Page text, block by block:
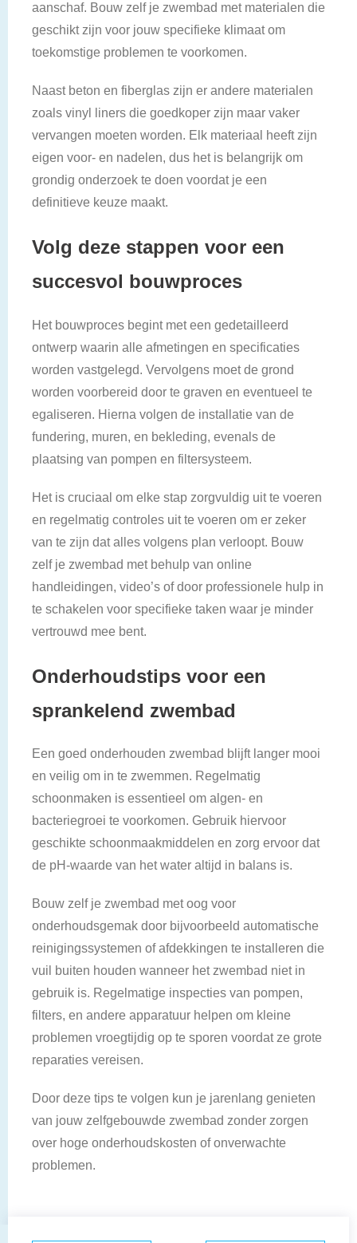
aanschaf. Bouw zelf je zwembad met materialen die
geschikt zijn voor jouw specifieke klimaat om
toekomstige problemen te voorkomen.
Naast beton en fiberglas zijn er andere materialen
zoals vinyl liners die goedkoper zijn maar vaker
vervangen moeten worden. Elk materiaal heeft zijn
eigen voor- en nadelen, dus het is belangrijk om
grondig onderzoek te doen voordat je een
definitieve keuze maakt.
Volg deze stappen voor een
succesvol bouwproces
Het bouwproces begint met een gedetailleerd
ontwerp waarin alle afmetingen en specificaties
worden vastgelegd. Vervolgens moet de grond
worden voorbereid door te graven en eventueel te
egaliseren. Hierna volgen de installatie van de
fundering, muren, en bekleding, evenals de
plaatsing van pompen en filtersysteem.
Het is cruciaal om elke stap zorgvuldig uit te voeren
en regelmatig controles uit te voeren om er zeker
van te zijn dat alles volgens plan verloopt. Bouw
zelf je zwembad met behulp van online
handleidingen, video’s of door professionele hulp in
te schakelen voor specifieke taken waar je minder
vertrouwd mee bent.
Onderhoudstips voor een
sprankelend zwembad
Een goed onderhouden zwembad blijft langer mooi
en veilig om in te zwemmen. Regelmatig
schoonmaken is essentieel om algen- en
bacteriegroei te voorkomen. Gebruik hiervoor
geschikte schoonmaakmiddelen en zorg ervoor dat
de pH-waarde van het water altijd in balans is.
Bouw zelf je zwembad met oog voor
onderhoudsgemak door bijvoorbeeld automatische
reinigingssystemen of afdekkingen te installeren die
vuil buiten houden wanneer het zwembad niet in
gebruik is. Regelmatige inspecties van pompen,
filters, en andere apparatuur helpen om kleine
problemen vroegtijdig op te sporen voordat ze grote
reparaties vereisen.
Door deze tips te volgen kun je jarenlang genieten
van jouw zelfgebouwde zwembad zonder zorgen
over hoge onderhoudskosten of onverwachte
problemen.